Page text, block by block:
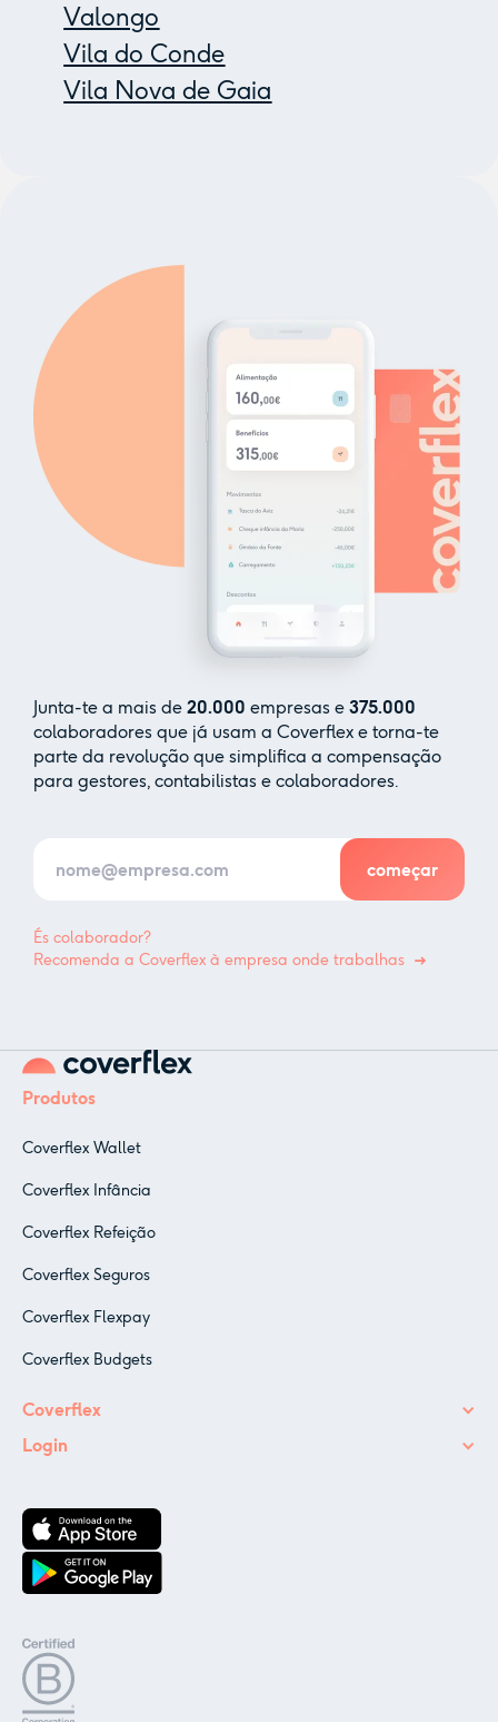
Valongo
Vila do Conde
Vila Nova de Gaia
Junta-te a mais de 20.000 empresas e 375.000
colaboradores que já usam a Coverflex e torna-te
parte da revolução que simplifica a compensação
para gestores, contabilistas e colaboradores.
És colaborador?
Recomenda a Coverflex à empresa onde trabalhas
Produtos
Coverflex Wallet
Coverflex Infância
Coverflex Refeição
Coverflex Seguros
Coverflex Flexpay
Coverflex Budgets
Coverflex
Login